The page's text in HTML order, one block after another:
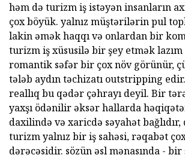
həm də turizm iş istəyən insanların
çox böyük. yalnız müştərilərin pul
lakin əmək haqqı və onlardan bir
turizm iş xüsusilə bir şey etmək lazım
romantik səfər bir çox növ görünür,
tələb aydın təchizatı outstripping
reallıq bu qədər çəhrayı deyil. Bir
yaxşı ödənilir əksər hallarda
daxilində və xaricdə səyahət
turizm yalnız bir iş sahəsi, rəqabət
dərəcəsidir. sözün əsl mənasında -